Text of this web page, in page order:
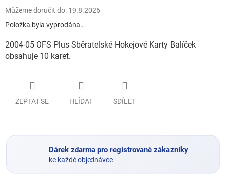
Můžeme doručit do: 19.8.2026
Položka byla vyprodána…
2004-05 OFS Plus Sběratelské Hokejové Karty Balíček
obsahuje 10 karet.
ZEPTAT SE HLÍDAT SDÍLET
Dárek zdarma pro registrované zákazníky
ke každé objednávce